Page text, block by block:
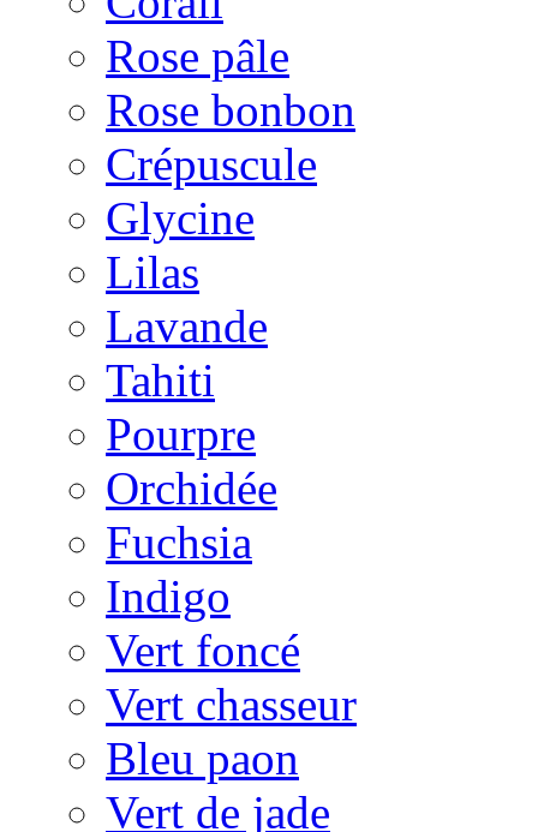
Rose pâle
Rose bonbon
Crépuscule
Glycine
Lilas
Lavande
Tahiti
Pourpre
Orchidée
Fuchsia
Indigo
Vert foncé
Vert chasseur
Bleu paon
Vert de jade